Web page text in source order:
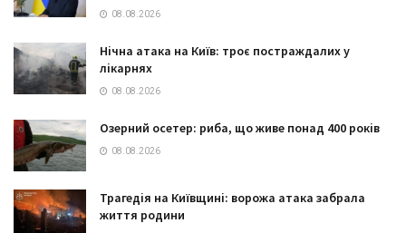
08.08.2026
Нічна атака на Київ: троє постраждалих у
лікарнях
08.08.2026
Озерний осетер: риба, що живе понад 400 років
08.08.2026
Трагедія на Київщині: ворожа атака забрала
життя родини